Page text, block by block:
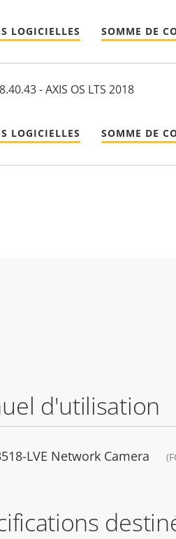
LOGICIELLES SOMME DE
- AXIS OS LTS 2018
LOGICIELLES SOMME DE
d'utilisation
LVE Network Camera